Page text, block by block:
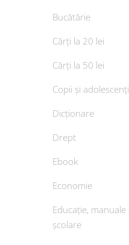
Bucătărie
Cărți la 20 lei
Cărți la 50 lei
Copii și adolescenți
Dicționare
Drept
Ebook
Economie
Educație, manuale
școlare